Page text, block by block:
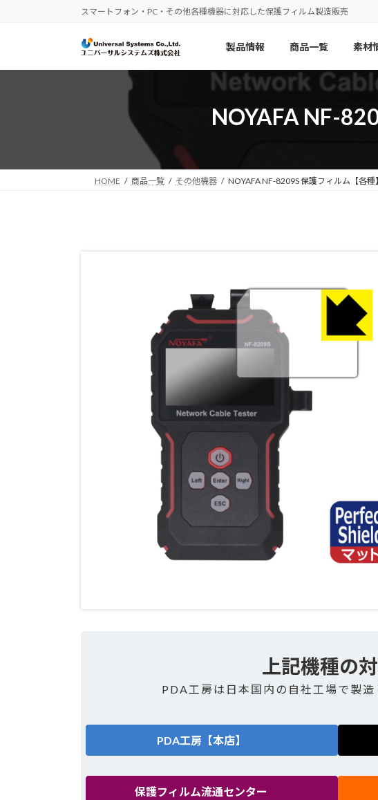
ツ
シ
スマートフォン・PC・その他各種機器に対応した保護フィルム製造販売
製品情報 商品一覧 素材
NOYAFA NF-
HOME 商品一覧 その他機器 NOYAFA NF-8209S 保護フィルム【各種
上記機種の
PDA工房は日本国内の自社工場で製
PDA工房【本店】
保護フィルム流通センター